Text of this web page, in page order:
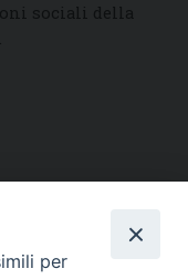
sociali della
ALBANO
per